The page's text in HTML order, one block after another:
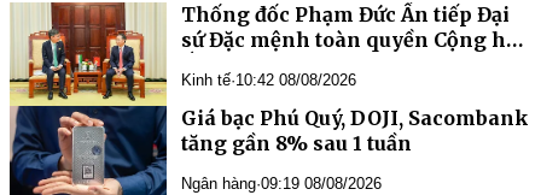
Thống đốc Phạm Đức Ấn tiếp Đại
sứ Đặc mệnh toàn quyền Cộng hòa
Kinh tế·10:42 08/08/2026
Giá bạc Phú Quý, DOJI, Sacombank
tăng gần 8% sau 1 tuần
Ngân hàng·09:19 08/08/2026